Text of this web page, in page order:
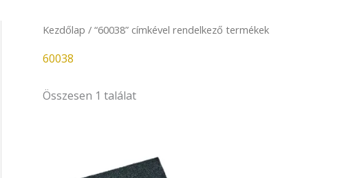
Kezdőlap / “60038” címkével rendelkező termékek
60038
Összesen 1 találat